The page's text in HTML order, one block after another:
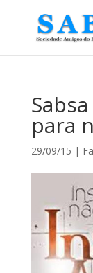
para
29/09/15 |